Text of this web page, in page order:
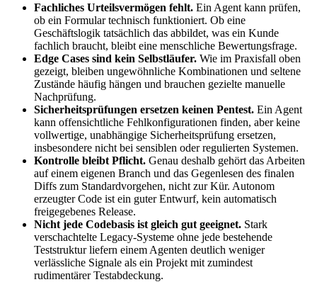
Fachliches Urteilsvermögen fehlt. Ein Agent kann prüfen,
ob ein Formular technisch funktioniert. Ob eine
Geschäftslogik tatsächlich das abbildet, was ein Kunde
fachlich braucht, bleibt eine menschliche Bewertungsfrage.
Edge Cases sind kein Selbstläufer. Wie im Praxisfall oben
gezeigt, bleiben ungewöhnliche Kombinationen und seltene
Zustände häufig hängen und brauchen gezielte manuelle
Nachprüfung.
Sicherheitsprüfungen ersetzen keinen Pentest. Ein Agent
kann offensichtliche Fehlkonfigurationen finden, aber keine
vollwertige, unabhängige Sicherheitsprüfung ersetzen,
insbesondere nicht bei sensiblen oder regulierten Systemen.
Kontrolle bleibt Pflicht. Genau deshalb gehört das Arbeiten
auf einem eigenen Branch und das Gegenlesen des finalen
Diffs zum Standardvorgehen, nicht zur Kür. Autonom
erzeugter Code ist ein guter Entwurf, kein automatisch
freigegebenes Release.
Nicht jede Codebasis ist gleich gut geeignet. Stark
verschachtelte Legacy-Systeme ohne jede bestehende
Teststruktur liefern einem Agenten deutlich weniger
verlässliche Signale als ein Projekt mit zumindest
rudimentärer Testabdeckung.